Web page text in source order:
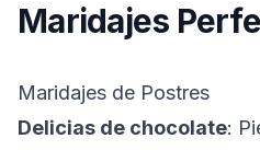
Maridajes
Maridajes de Postres
Delicias de chocolate: